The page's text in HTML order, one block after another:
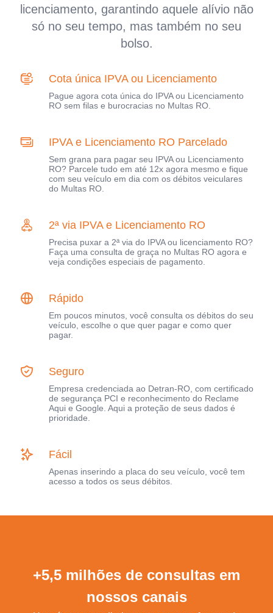
licenciamento, garantindo aquele alívio não
só no seu tempo, mas também no seu
bolso.
Cota única IPVA ou Licenciamento
Pague agora cota única do IPVA ou Licenciamento
RO sem filas e burocracias no Multas RO.
IPVA e Licenciamento RO Parcelado
Sem grana para pagar seu IPVA ou Licenciamento
RO? Parcele tudo em até 12x agora mesmo e fique
com seu veículo em dia com os débitos veiculares
do Multas RO.
2ª via IPVA e Licenciamento RO
Precisa puxar a 2ª via do IPVA ou licenciamento RO?
Faça uma consulta de graça no Multas RO agora e
veja condições especiais de pagamento.
Rápido
Em poucos minutos, você consulta os débitos do seu
veículo, escolhe o que quer pagar e como quer
pagar.
Seguro
Empresa credenciada ao Detran-RO, com certificado
de segurança PCI e reconhecimento do Reclame
Aqui e Google. Aqui a proteção de seus dados é
prioridade.
Fácil
Apenas inserindo a placa do seu veículo, você tem
acesso a todos os seus débitos.
+5,5 milhões de consultas em
nossos canais